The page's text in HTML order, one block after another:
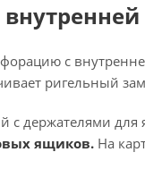
с
ригельный
с держателями для
ящиков. На